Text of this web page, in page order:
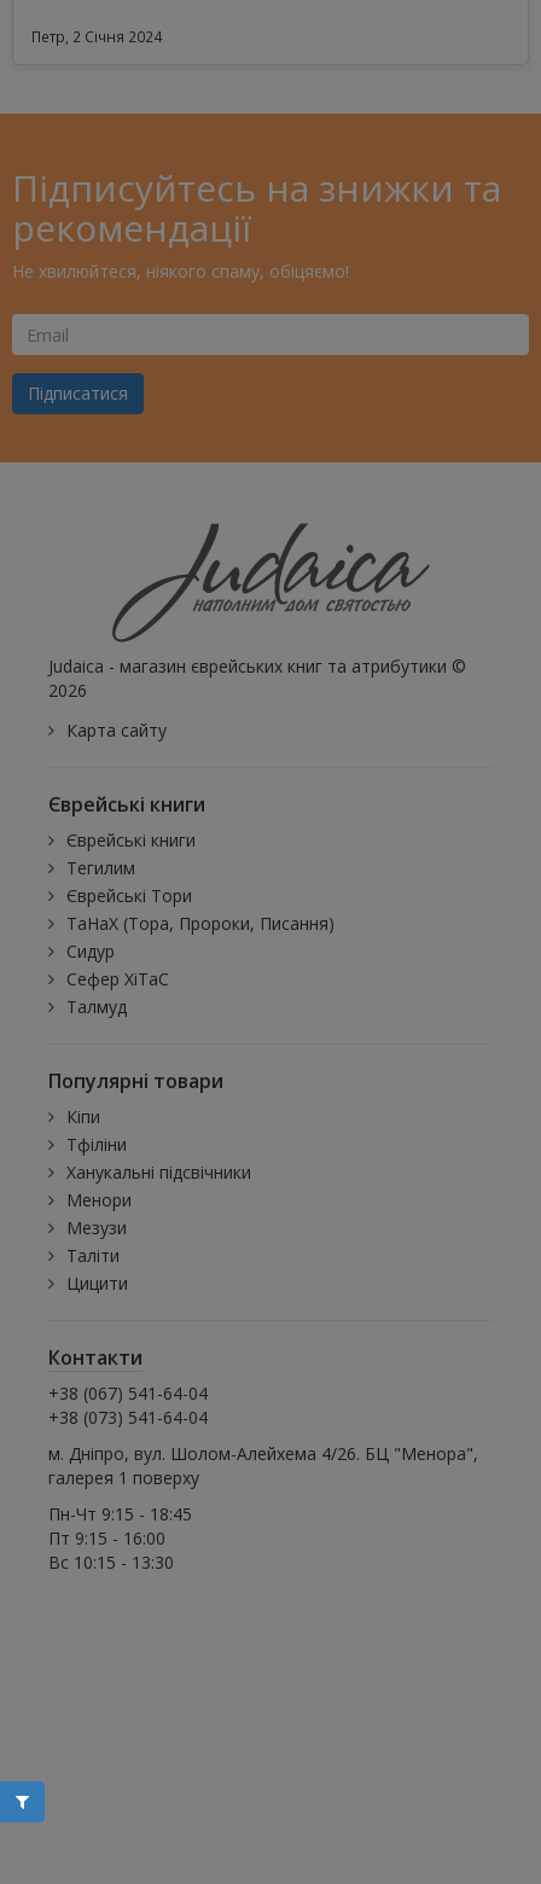
Петр, 2 Січня 2024
Підписуйтесь на знижки та
рекомендації
Не хвилюйтеся, ніякого спаму, обіцяємо!
Ваш
Email
Підписатися
Judaica - магазин єврейських книг та атрибутики ©
2026
Карта сайту
Єврейські книги
Єврейські книги
Тегилим
Єврейські Тори
ТаНаХ (Тора, Пророки, Писання)
Сидур
Сефер ХіТаС
Талмуд
Популярні товари
Кіпи
Тфіліни
Ханукальні підсвічники
Менори
Мезузи
Таліти
Цицити
Контакти
+38 (067) 541-64-04
+38 (073) 541-64-04
м. Дніпро, вул. Шолом-Алейхема 4/26. БЦ "Менора",
галерея 1 поверху
Пн-Чт 9:15 - 18:45
Пт 9:15 - 16:00
Вс 10:15 - 13:30